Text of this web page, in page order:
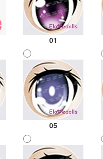
01
05